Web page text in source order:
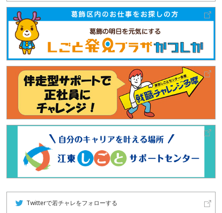
Twitterで若チャレをフォローする